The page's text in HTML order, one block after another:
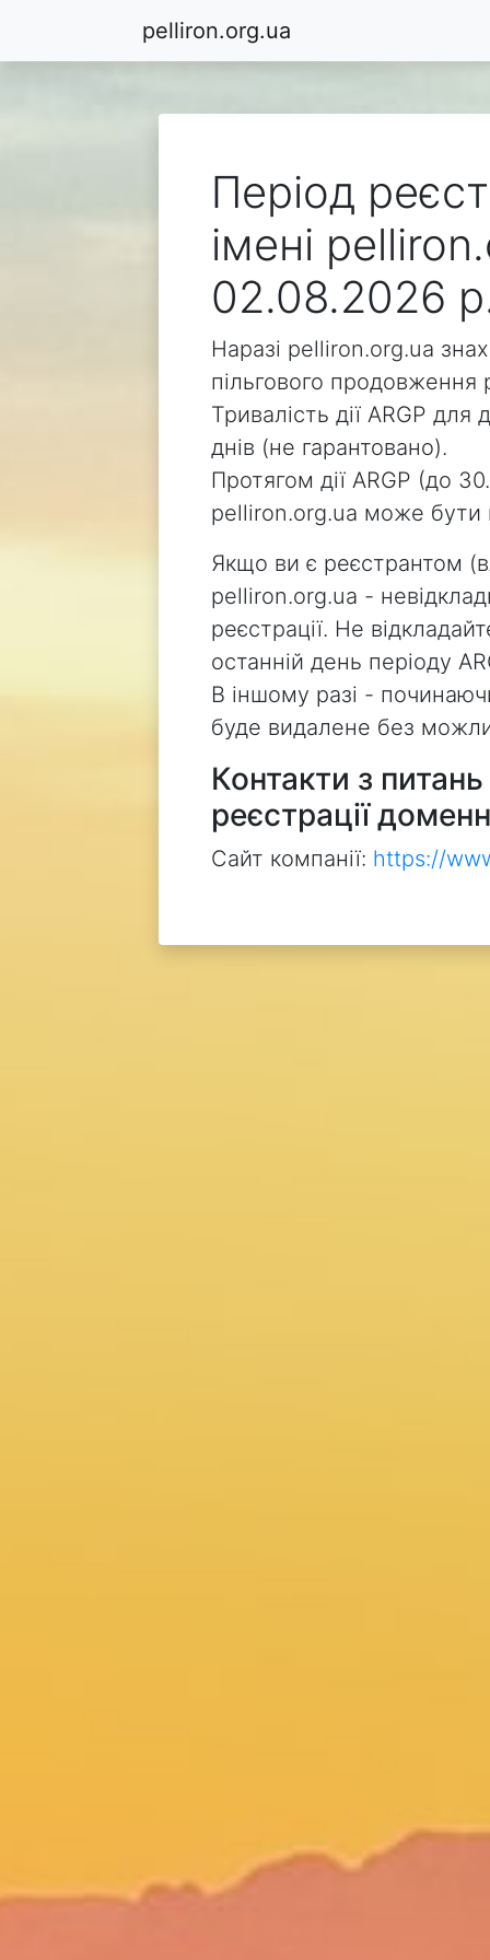
pelliron.org.ua
Період
імені
02.08.2026
Наразі pelliron.org.ua
пільгового продовження
Тривалість дії ARGP
днів (не гарантовано).
Протягом дії ARGP (до
pelliron.org.ua може бути
Якщо ви є реєстрантом
pelliron.org.ua -
реєстрації. Не
останній день періоду
В іншому разі -
буде видалене без
Контакти з
реєстрації
Сайт компанії: https://